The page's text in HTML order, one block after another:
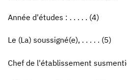
Année d'études : . . . . . (4)
Le (La) soussigné(e), . . . . . (5)
Chef de l'établissement